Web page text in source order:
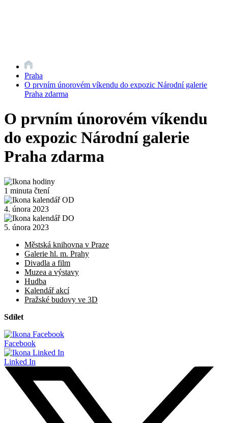
Praha
O prvním únorovém víkendu do expozic Národní galerie
Praha zdarma
O prvním únorovém víkendu
do expozic Národní galerie
Praha zdarma
1 minuta čtení
4. února 2023
5. února 2023
Městská knihovna v Praze
Galerie hl. m. Prahy
Divadla a film
Muzea a výstavy
Hudba
Kalendář akcí
Pražské budovy ve 3D
Sdílet
Facebook
Linked In